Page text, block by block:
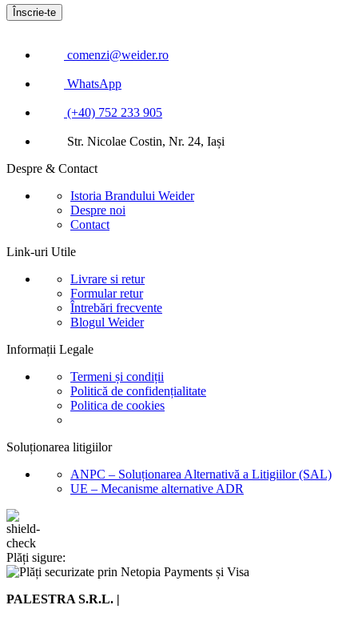
comenzi@weider.ro
WhatsApp
(+40) 752 233 905
Str. Nicolae Costin, Nr. 24, Iași
Despre & Contact
Istoria Brandului Weider
Despre noi
Contact
Link-uri Utile
Livrare si retur
Formular retur
Întrebări frecvente
Blogul Weider
Informații Legale
Termeni și condiții
Politică de confidențialitate
Politica de cookies
Soluționarea litigiilor
ANPC – Soluționarea Alternativă a Litigiilor (SAL)
UE – Mecanisme alternative ADR
Plăți sigure:
PALESTRA S.R.L. |